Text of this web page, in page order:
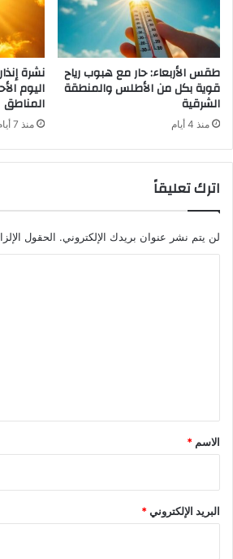
طقس الأربعاء: حار مع هبوب رياح
قوية بكل من الأطلس والمنطقة
الشرقية
منذ 4 أيام
نشرة
اليوم
المناطق
منذ 7 أيام
اترك تعليقاً
لن يتم نشر عنوان بريدك الإلكتروني. الحقول
*
الاسم *
البريد الإلكتروني*